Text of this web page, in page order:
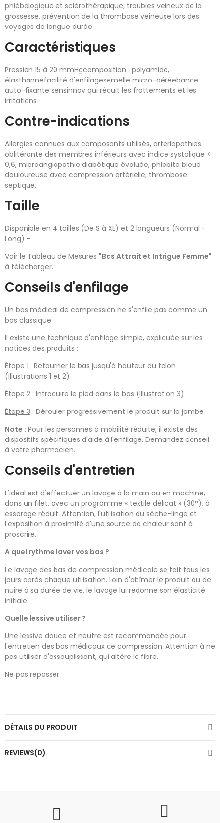
phlébologique et sclérothérapique, troubles veineux de la
grossesse, prévention de la thrombose veineuse lors des
voyages de longue durée.
Caractéristiques
Pression 15 à 20 mmHgcomposition : polyamide,
élasthannefacilité d'enfilagesemelle micro-aéréebande
auto-fixante sensinnov qui réduit les frottements et les
irritations
Contre-indications
Allergies connues aux composants utilisés, artériopathies
oblitérante des membres inférieurs avec indice systolique <
0,6, microangiopathie diabétique évoluée, phlebite bleue
douloureuse avec compression artérielle, thrombose
septique.
Taille
Disponible en 4 tailles (De S à XL) et 2 longueurs (Normal -
Long) -
Voir le Tableau de Mesures "Bas Attrait et Intrigue Femme"
à télécharger.
Conseils d'enfilage
Un bas médical de compression ne s'enfile pas comme un
bas classique.
Il existe une technique d'enfilage simple, expliquée sur les
notices des produits :
Étape 1 : Retourner le bas jusqu'à hauteur du talon
(Illustrations 1 et 2)
Étape 2 : Introduire le pied dans le bas (Illustration 3)
Étape 3 : Dérouler progressivement le produit sur la jambe
Note : Pour les personnes à mobilité réduite, il existe des
dispositifs spécifiques d'aide à l'enfilage. Demandez conseil
à votre pharmacien.
Conseils d'entretien
L'idéal est d'effectuer un lavage à la main ou en machine,
dans un filet, avec un programme « textile délicat » (30°), à
essorage réduit. Attention, l'utilisation du sèche-linge et
l'exposition à proximité d'une source de chaleur sont à
proscrire.
A quel rythme laver vos bas ?
Le lavage des bas de compression médicale se fait tous les
jours après chaque utilisation. Loin d'abîmer le produit ou de
nuire à sa durée de vie, le lavage lui redonne son élasticité
initiale.
Quelle lessive utiliser ?
Une lessive douce et neutre est recommandée pour
l'entretien des bas médicaux de compression. Attention à ne
pas utiliser d'assouplissant, qui altère la fibre.
Ne pas repasser.
DÉTAILS DU PRODUIT
REVIEWS(0)